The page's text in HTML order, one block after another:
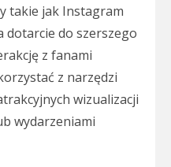
takie jak Instagram
dotarcie do szerszego
z fanami
z narzędzi
wizualizacji
wydarzeniami